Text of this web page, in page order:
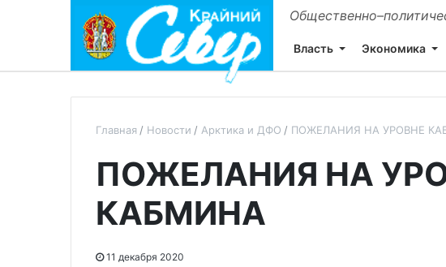
Власть Экономика
Главная Новости Арктика и ДФО ПОЖЕЛАНИЯ НА УРОВНЕ
ПОЖЕЛАНИЯ НА
КАБМИНА
11 декабря 2020